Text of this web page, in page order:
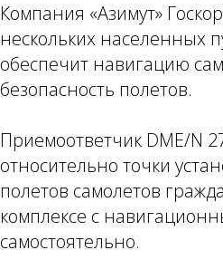
Компания «Азимут»
нескольких населенных
обеспечит навигацию
безопасность полетов.
Приемоответчик DME/N
относительно точки
полетов самолетов
комплексе с
самостоятельно.